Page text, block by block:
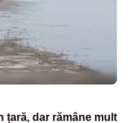
țară, dar rămâne mult